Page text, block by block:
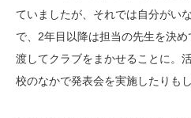
ていましたが、それでは自分がい
で、2年目以降は担当の先生を決
渡してクラブをまかせることに。
校のなかで発表会を実施したりもし